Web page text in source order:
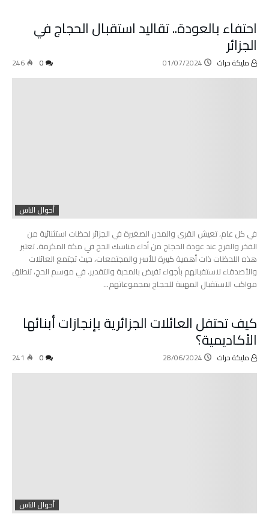
احتفاء بالعودة.. تقاليد استقبال الحجاج في
الجزائر
مليكة حراث 01/07/2024
246
أحوال الناس
في كل عام، تعيش القرى والمدن الصغيرة في الجزائر لحظات استثنائية من
الفخر والفرح عند عودة الحجاج من أداء مناسك الحج في مكة المكرمة. تعتبر
هذه اللحظات ذات أهمية كبيرة للأسر والمجتمعات، حيث تجتمع العائلات
والأصدقاء لاستقبالهم بأجواء تفيض بالمحبة والتقدير. في موسم الحج، تنطلق
مواكب الاستقبال المهيبة للحجاج بمجموعاتهم…
كيف تحتفل العائلات الجزائرية بإنجازات أبنائها
الأكاديمية؟
مليكة حراث 28/06/2024
241
أحوال الناس